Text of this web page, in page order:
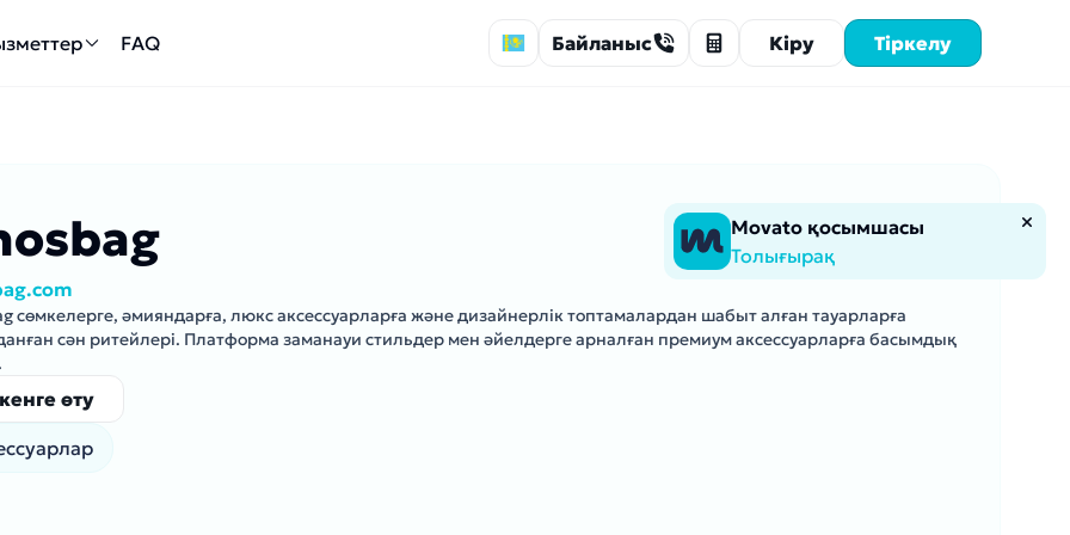
FAQ Байланыс Кіру Тіркелу
сөмкелерге, әмияндарға, люкс аксессуарларға және дизайнерлік топтамалардан шабыт алған тауарларға
сән ритейлері. Платформа заманауи стильдер мен әйелдерге арналған премиум аксессуарларға басымдық
өту
Movato қосымшасы
Толығырақ